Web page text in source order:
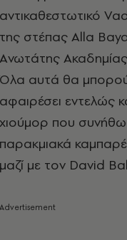
αντικαθεστωτικό
της στέπας Alla
Aνωτάτης
Όλα αυτά θα
αφαιρέσει εντελώς
χιούμορ που
παρακμιακά
μαζί με τον David